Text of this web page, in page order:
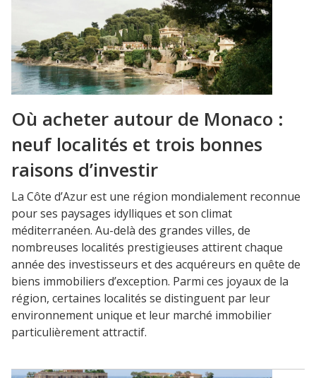
Où acheter autour de Monaco :
neuf localités et trois bonnes
raisons d’investir
La Côte d’Azur est une région mondialement reconnue
pour ses paysages idylliques et son climat
méditerranéen. Au-delà des grandes villes, de
nombreuses localités prestigieuses attirent chaque
année des investisseurs et des acquéreurs en quête de
biens immobiliers d’exception. Parmi ces joyaux de la
région, certaines localités se distinguent par leur
environnement unique et leur marché immobilier
particulièrement attractif.